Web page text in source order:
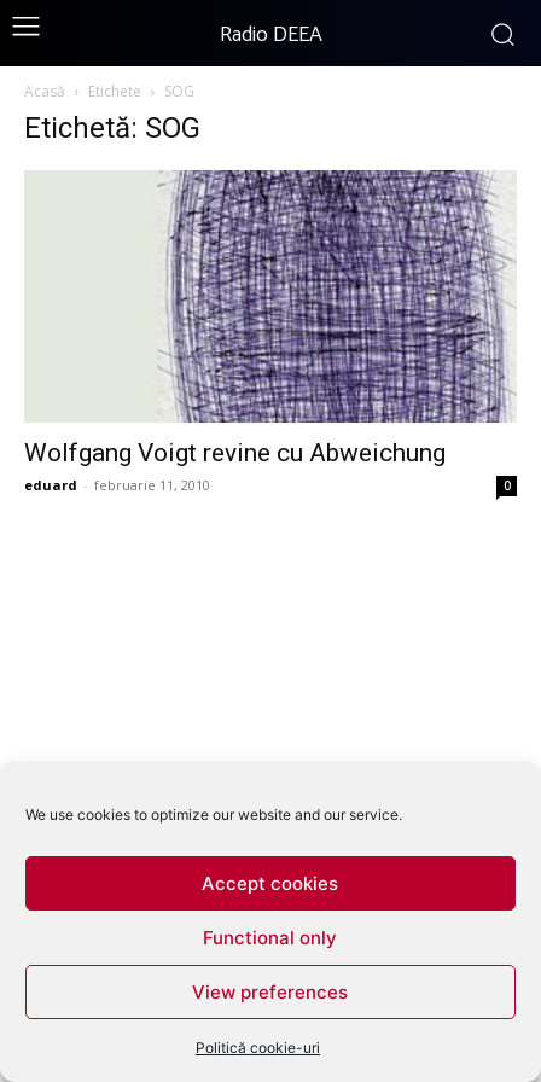
We use cookies to optimize our website and our service.
Accept cookies
Functional only
View preferences
Politică cookie-uri
Radio DEEA
Acasă Etichete SOG
Etichetă: SOG
Wolfgang Voigt revine cu Abweichung
eduard - februarie 11, 2010 0